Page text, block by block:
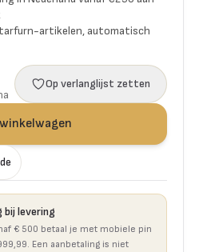
artikelen, automatisch
Op verlanglijst zetten
bij levering
€ 500 betaal je met mobiele pin
Een aanbetaling is niet